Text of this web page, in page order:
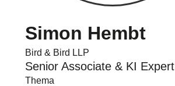
Simon Hembt
Bird & Bird LLP
Senior Associate & KI Expert
Thema